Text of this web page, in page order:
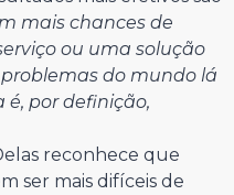
mais chances de
ou uma solução
do mundo lá
é, por definição,
reconhece que
ser mais difíceis de